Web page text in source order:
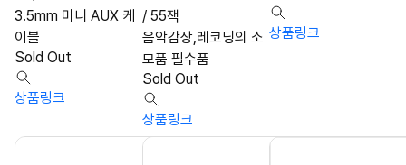
3.5mm 미니 AUX 케
이블
Sold Out
상품링크
/ 55잭
음악감상,레코딩의 소
모품 필수품
Sold Out
상품링크
상품링크